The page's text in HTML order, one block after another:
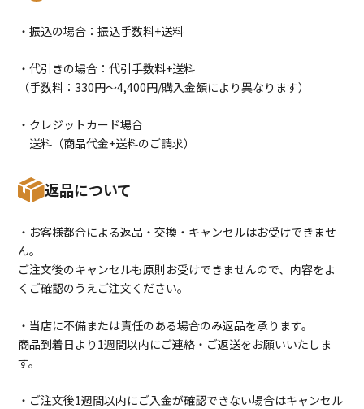
・振込の場合：振込手数料+送料
・代引きの場合：代引手数料+送料
（手数料：330円〜4,400円/購入金額により異なります）
・クレジットカード場合
送料（商品代金+送料のご請求）
返品について
・お客様都合による返品・交換・キャンセルはお受けできませ
ん。
ご注文後のキャンセルも原則お受けできませんので、内容をよ
くご確認のうえご注文ください。
・当店に不備または責任のある場合のみ返品を承ります。
商品到着日より1週間以内にご連絡・ご返送をお願いいたしま
す。
・ご注文後1週間以内にご入金が確認できない場合はキャンセル